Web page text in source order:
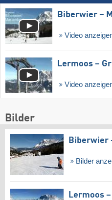
Biberwier –
Video
Lermoos –
Video
Bilder
Biberwier
Bilder
Lermoos